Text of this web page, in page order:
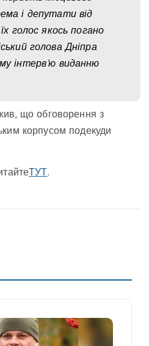
і депутати від
голос якось погано
голова Дніпра
інтерв‘ю виданню
що обговорення з
корпусом подекуди
ТУТ .